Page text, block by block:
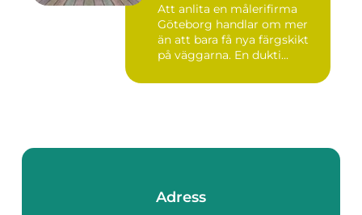
Att anlita en målerifirma
Göteborg handlar om mer
än att bara få nya färgskikt
på väggarna. En dukti...
Adress